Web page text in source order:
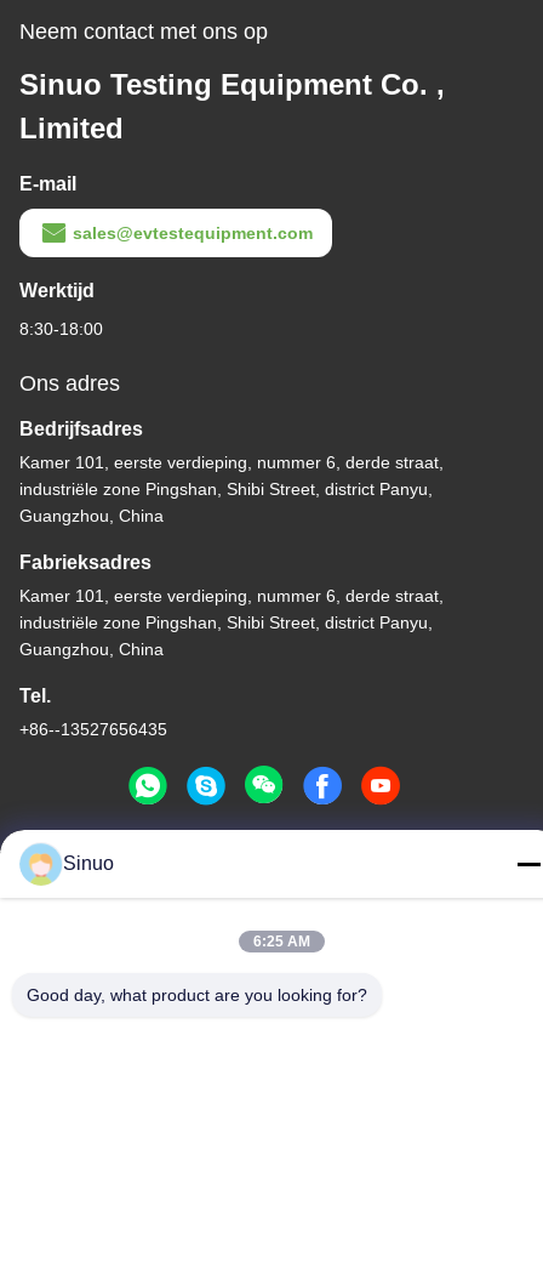
Neem contact met ons op
Sinuo Testing Equipment Co. ,
Limited
E-mail
sales@evtestequipment.com
Werktijd
8:30-18:00
Ons adres
Bedrijfsadres
Kamer 101, eerste verdieping, nummer 6, derde straat,
industriële zone Pingshan, Shibi Street, district Panyu,
Guangzhou, China
Fabrieksadres
Kamer 101, eerste verdieping, nummer 6, derde straat,
industriële zone Pingshan, Shibi Street, district Panyu,
Guangzhou, China
Tel.
+86--13527656435
China Goede kwaliteit Elektrisch voertuig het Testen Materiaal
Auteursrecht © -2026 Sinuo Testing Equipment Co. , Limited Alle
rechten voorbehouden.
Sinuo
6:25 AM
Good day, what product are you looking for?